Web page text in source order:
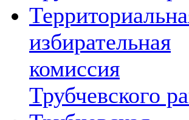
избирательная
комиссия
Трубчевского